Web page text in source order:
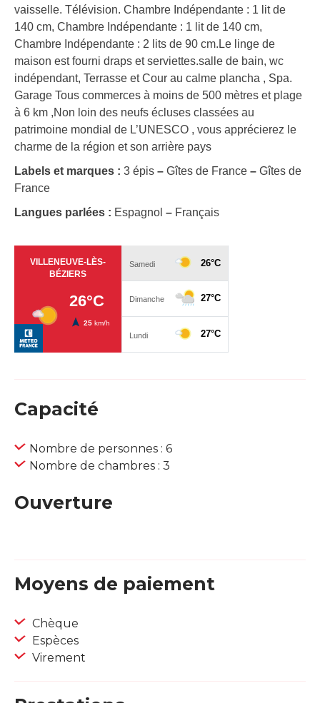
vaisselle. Télévision. Chambre Indépendante : 1 lit de
140 cm, Chambre Indépendante : 1 lit de 140 cm,
Chambre Indépendante : 2 lits de 90 cm.Le linge de
maison est fourni draps et serviettes.salle de bain, wc
indépendant, Terrasse et Cour au calme plancha , Spa.
Garage Tous commerces à moins de 500 mètres et plage
à 6 km ,Non loin des neufs écluses classées au
patrimoine mondial de L’UNESCO , vous apprécierez le
charme de la région et son arrière pays
Labels et marques : 3 épis – Gîtes de France – Gîtes de
France
Langues parlées : Espagnol – Français
Capacité
Nombre de personnes : 6
Nombre de chambres : 3
Ouverture
Moyens de paiement
Chèque
Espèces
Virement